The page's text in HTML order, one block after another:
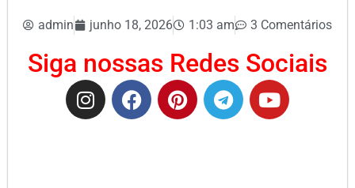
admin junho 18, 2026 1:03 am 3 Comentários
Siga nossas Redes Sociais